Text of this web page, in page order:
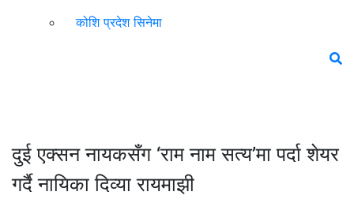
कोशि प्रदेश सिनेमा
दुई एक्सन नायकसँग ‘राम नाम सत्य’मा पर्दा शेयर
गर्दै नायिका दिव्या रायमाझी